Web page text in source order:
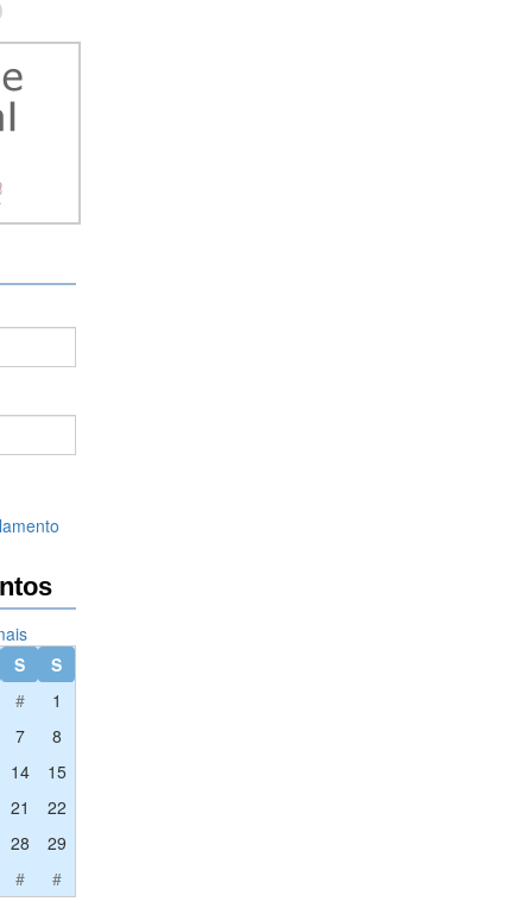
S
S
#
1
7
8
14
15
21
22
28
29
# #